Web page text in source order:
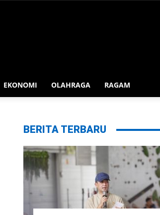
EKONOMI OLAHRAGA RAGAM
BERITA TERBARU